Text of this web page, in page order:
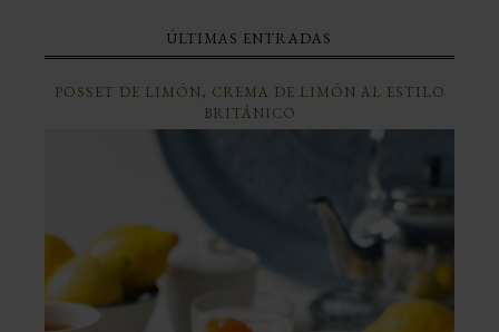
ÚLTIMAS ENTRADAS
POSSET DE LIMÓN, CREMA DE LIMÓN AL ESTILO
BRITÁNICO